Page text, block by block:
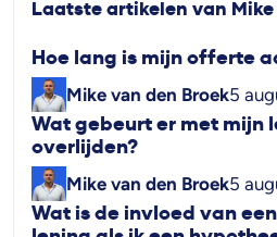
Laatste artikelen van
Hoe lang is mijn offerte
Mike van den Broek5
Wat gebeurt er met mijn
overlijden?
Mike van den Broek5
Wat is de invloed van